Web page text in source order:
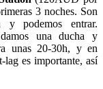
3 noches. Son
y podemos entrar.
una ducha y
unas 20-30h, y en
lag es importante, así